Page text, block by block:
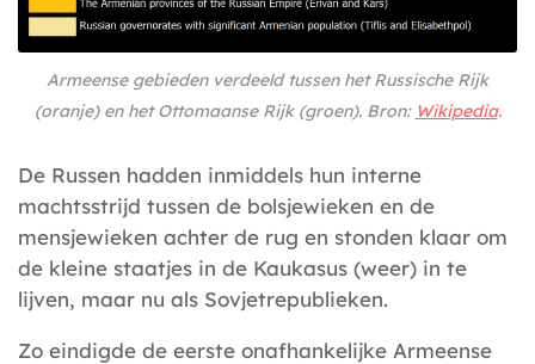
Armeense gebieden verdeeld tussen het Russische Rijk
(oranje) en het Ottomaanse Rijk (groen). Bron: Wikipedia.
De Russen hadden inmiddels hun interne
machtsstrijd tussen de bolsjewieken en de
mensjewieken achter de rug en stonden klaar om
de kleine staatjes in de Kaukasus (weer) in te
lijven, maar nu als Sovjetrepublieken.
Zo eindigde de eerste onafhankelijke Armeense